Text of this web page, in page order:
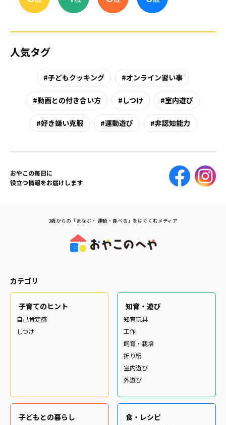
人気タグ
子どもクッキング オンライン習い事
動画との付き合い方 しつけ 室内遊び
好き嫌い克服 運動遊び 非認知能力
おやこの毎日に
役立つ情報をお届けします
3歳からの「まなぶ・ 運動・食べる」をはぐくむメディア
カテゴリ
子育てのヒント
自己肯定感
しつけ
知育・遊び
知育玩具
工作
飼育・栽培
折り紙
室内遊び
外遊び
子どもとの暮らし 食・レシピ